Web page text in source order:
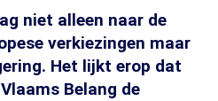
niet alleen naar de
verkiezingen maar
Het lijkt erop dat
Belang de